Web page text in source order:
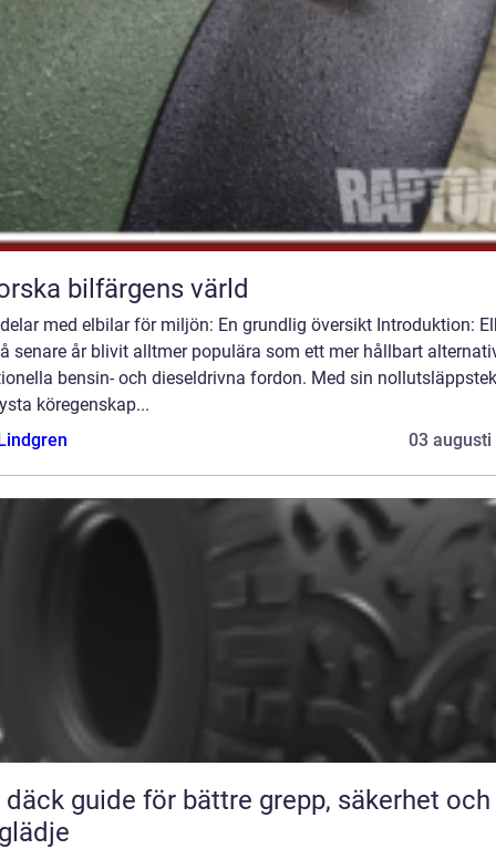
bilfärgens värld
med elbilar för miljön: En grundlig översikt Introduktion:
senare år blivit alltmer populära som ett mer hållbart
bensin- och dieseldrivna fordon. Med sin
köregenskap...
03 augusti
grepp, säkerhet och